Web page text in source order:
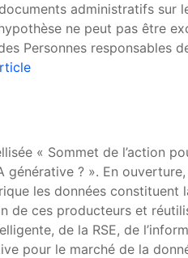
administratifs sur
ne peut pas être
Personnes responsables
« Sommet de l’action
générative ? ». En
les données
de ces producteurs et
de la RSE, de
pour le marché de la